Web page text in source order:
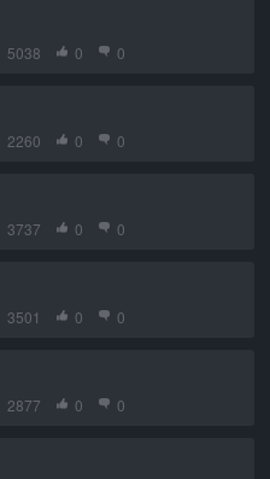
5038 0 0
2260 0 0
3737 0 0
3501 0 0
2877 0 0